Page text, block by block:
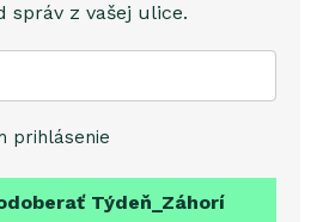
správ z vašej ulice.
prihlásenie
Týdeň_Záhorí